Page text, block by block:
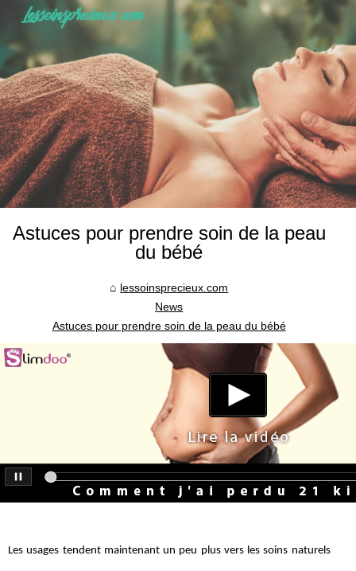
Astuces pour prendre soin de la peau
du bébé
lessoinsprecieux.com
News
Astuces pour prendre soin de la peau du bébé
Les usages tendent maintenant un peu plus vers les soins naturels